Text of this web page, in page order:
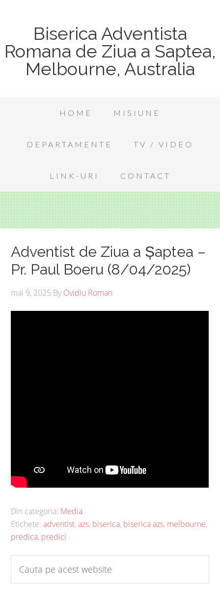
Biserica Adventista
Romana de Ziua a Saptea,
Melbourne, Australia
HOME MISIUNE
DEPARTAMENTE TV / VIDEO
LINK-URI CONTACT
Adventist de Ziua a Șaptea –
Pr. Paul Boeru (8/04/2025)
mai 9, 2025 By Ovidiu Roman
Din categoria: Media
Etichete:adventist,azs, biserica, biserica azs, melbourne,
predica, predici